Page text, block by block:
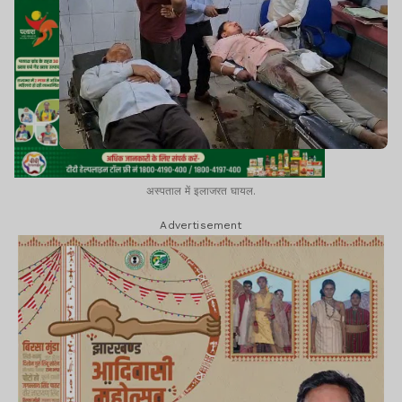
अस्पताल में इलाजरत घायल.
Advertisement